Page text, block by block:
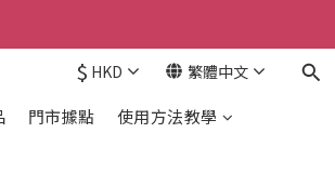
$ HKD 繁體中文
門市據點 使用方法教學